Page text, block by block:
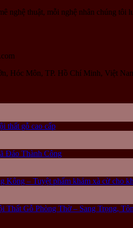
nghệ thuật, mỗi nghệ nhân chúng
Hóc Môn, TP. Hồ Chí Minh, Việt
thất gỗ cao cấp
Đáo Thành Công
Kông – Tuyệt phẩm khảm xà cừ cho
Thất Gỗ Phòng Thờ – Sang Trọng,